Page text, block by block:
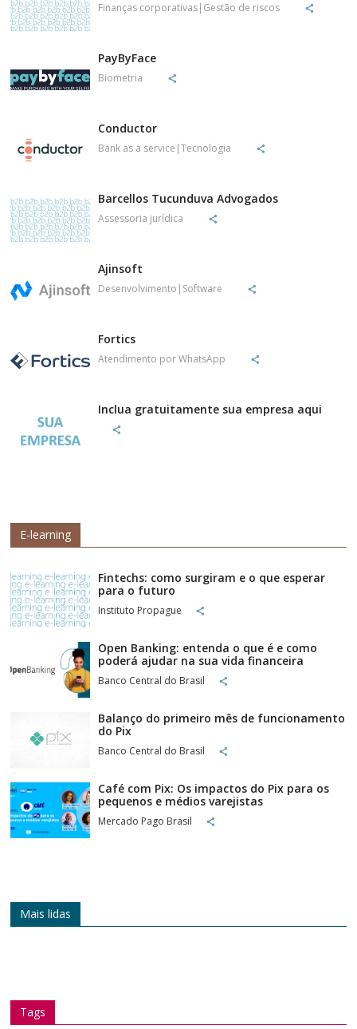
Finanças corporativas|Gestão de riscos
PayByFace
Biometria
Conductor
Bank as a service|Tecnologia
Barcellos Tucunduva Advogados
Assessoria jurídica
Ajinsoft
Desenvolvimento|Software
Fortics
Atendimento por WhatsApp
Inclua gratuitamente sua empresa aqui
E-learning
Fintechs: como surgiram e o que esperar
para o futuro
Instituto Propague
Open Banking: entenda o que é e como
poderá ajudar na sua vida financeira
Banco Central do Brasil
Balanço do primeiro mês de funcionamento
do Pix
Banco Central do Brasil
Café com Pix: Os impactos do Pix para os
pequenos e médios varejistas
Mercado Pago Brasil
Mais lidas
Tags